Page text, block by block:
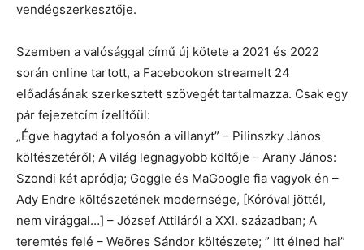
vendégszerkesztője.
Szemben a valósággal című új kötete a 2021 és 2022
során online tartott, a Facebookon streamelt 24
előadásának szerkesztett szövegét tartalmazza. Csak egy
pár fejezetcím ízelítőül:
„Égve hagytad a folyosón a villanyt” – Pilinszky János
költészetéről; A világ legnagyobb költője – Arany János:
Szondi két apródja; Goggle és MaGoogle fia vagyok én –
Ady Endre költészetének modernsége, [Kóróval jöttél,
nem virággal…] – József Attiláról a XXI. században; A
teremtés felé – Weöres Sándor költészete; ” Itt élned hal”